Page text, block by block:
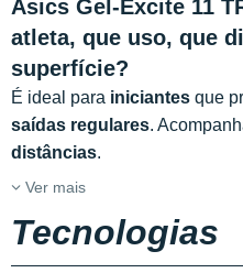
Asics Gel-Excite 11
atleta, que uso, que
superfície?
É ideal para iniciantes que
saídas regulares.
distâncias.
Ver mais
Tecnologias